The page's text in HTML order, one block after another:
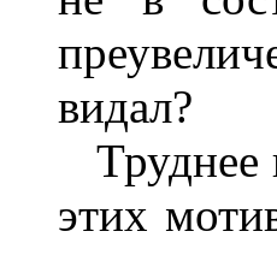
видал?
Труднее
этих